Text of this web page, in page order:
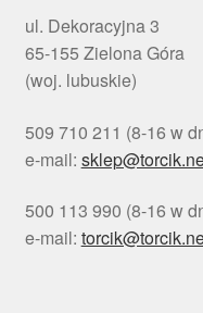
ul. Dekoracyjna 3
65-155 Zielona Góra
(woj. lubuskie)
509 710 211 (8-16 w
e-mail:
500 113 990 (8-16 w
e-mail: